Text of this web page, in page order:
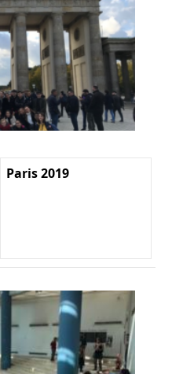
Paris 2019